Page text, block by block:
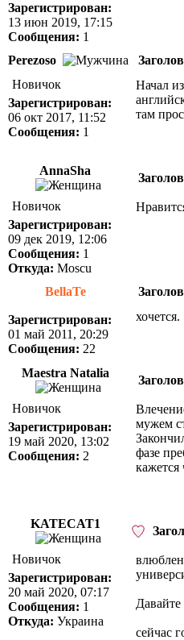
Зарегистрирован:
13 июн 2019, 17:15
Сообщения: 1
Perezoso
Новичок
Зарегистрирован:
06 окт 2017, 11:52
Сообщения: 1
Начал
там
AnnaSha
Новичок
Зарегистрирован:
09 дек 2019, 12:06
Сообщения: 1
Откуда: Moscu
BellaTe
Зарегистрирован:
01 май 2011, 20:29
Сообщения: 22
хочется.
Maestra Natalia
Новичок
Зарегистрирован:
19 май 2020, 13:02
Сообщения: 2
мужем
фазе
кажется
KATECAT1
Новичок
Зарегистрирован:
20 май 2020, 07:17
Сообщения: 1
Откуда: Украина
сейчас